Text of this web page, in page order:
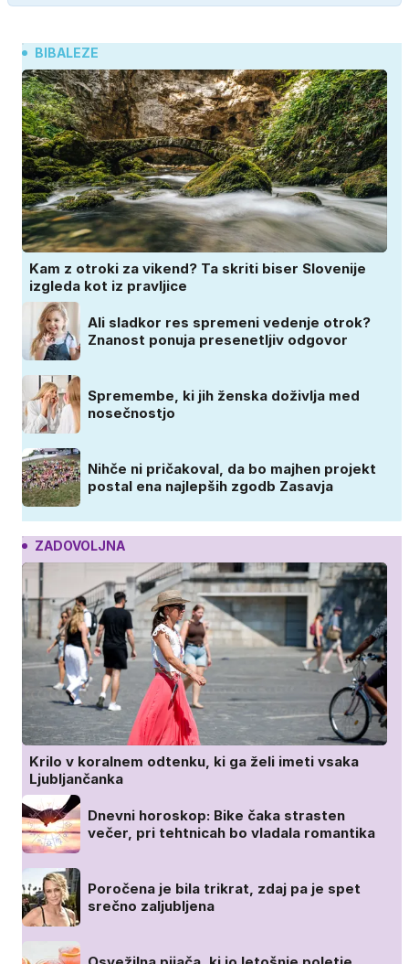
BIBALEZE
Kam z otroki za vikend? Ta skriti biser Slovenije
izgleda kot iz pravljice
Ali sladkor res spremeni vedenje otrok?
Znanost ponuja presenetljiv odgovor
Spremembe, ki jih ženska doživlja med
nosečnostjo
Nihče ni pričakoval, da bo majhen projekt
postal ena najlepših zgodb Zasavja
ZADOVOLJNA
Krilo v koralnem odtenku, ki ga želi imeti vsaka
Ljubljančanka
Dnevni horoskop: Bike čaka strasten
večer, pri tehtnicah bo vladala romantika
Poročena je bila trikrat, zdaj pa je spet
srečno zaljubljena